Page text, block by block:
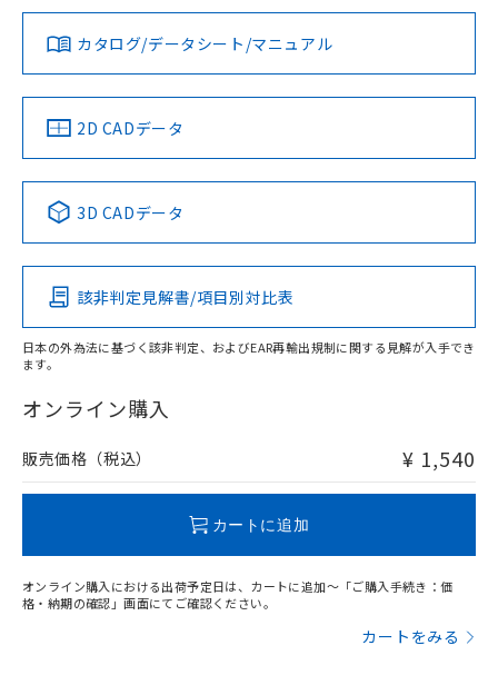
ダウンロードデータをご利用いただく前に、以下を必ずお読
みください。
ソフトウェアの使用条件
対応済み
中国 RoHS 注意事項・凡例
Pb Hg Cd Cr(VI)
O
在庫等で未対応品が混在する可能性があります。
問い合わせください。
カタログ/データシート/マニュアル
2D CADデータ
3D CADデータ
該非判定見解書/項目別対比表
日本の外為法に基づく該非判定、およびEAR再輸出規制に関する見解が入手でき
ます。
オンライン購入
販売価格（税込） ¥ 1,540
カートに追加
オンライン購入における出荷予定日は、カートに追加～「ご購入手続き：価
格・納期の確認」画面にてご確認ください。
カートをみる